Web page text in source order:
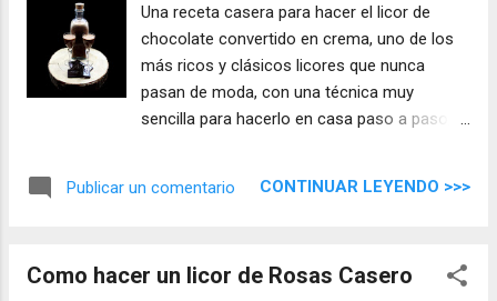
Una receta casera para hacer el licor de
chocolate convertido en crema, uno de los
más ricos y clásicos licores que nunca
pasan de moda, con una técnica muy
sencilla para hacerlo en casa paso a paso,
Publicar un comentario CONTINUAR LEYENDO >>>
Como hacer un licor de Rosas Casero